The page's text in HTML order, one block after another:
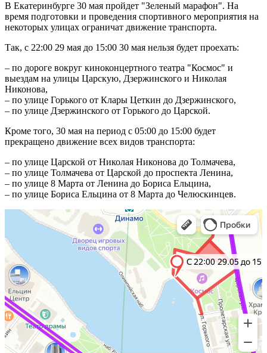
В Екатеринбурге 30 мая пройдет "Зеленый марафон". На
время подготовки и проведения спортивного мероприятия на
некоторых улицах ограничат движение транспорта.
Так, с 22:00 29 мая до 15:00 30 мая нельзя будет проехать:
– по дороге вокруг киноконцертного театра "Космос" и
выездам на улицы Царскую, Дзержинского и Николая
Никонова,
– по улице Горького от Клары Цеткин до Дзержинского,
– по улице Дзержинского от Горького до Царской.
Кроме того, 30 мая на период с 05:00 до 15:00 будет
прекращено движение всех видов транспорта:
– по улице Царской от Николая Никонова до Толмачева,
– по улице Толмачева от Царской до проспекта Ленина,
– по улице 8 Марта от Ленина до Бориса Ельцина,
– по улице Бориса Ельцина от 8 Марта до Челюскинцев.